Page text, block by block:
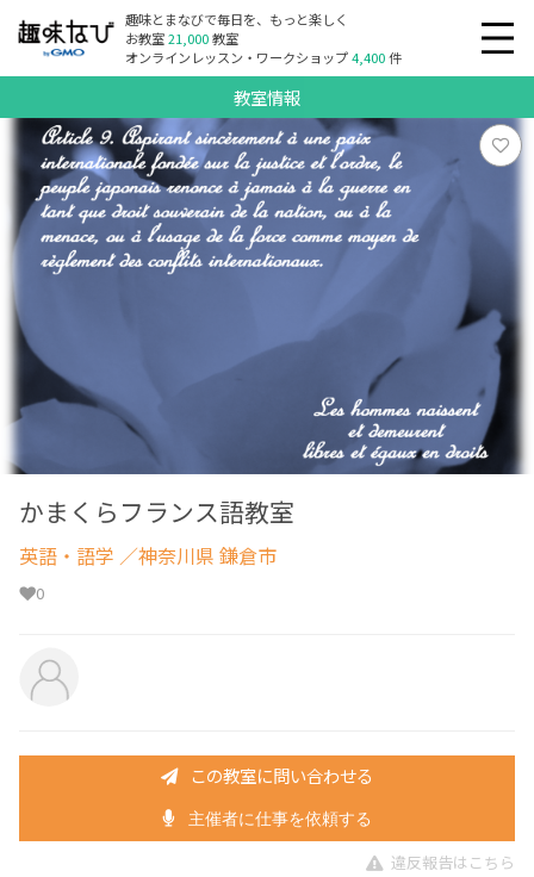
趣味とまなびで毎日を、もっと楽しく
お教室21,000教室
オンラインレッスン・ワークショップ4,400件
教室情報
かまくらフランス語教室
英語・語学 ／神奈川県 鎌倉市
0
この教室に問い合わせる
主催者に仕事を依頼する
違反報告はこちら